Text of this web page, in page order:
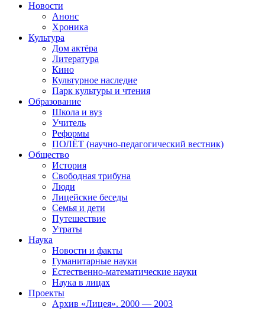
Новости
Анонс
Хроника
Культура
Дом актёра
Литература
Кино
Культурное наследие
Парк культуры и чтения
Образование
Школа и вуз
Учитель
Реформы
ПОЛЁТ (научно-педагогический вестник)
Общество
История
Свободная трибуна
Люди
Лицейские беседы
Семья и дети
Путешествие
Утраты
Наука
Новости и факты
Гуманитарные науки
Естественно-математические науки
Наука в лицах
Проекты
Архив «Лицея». 2000 — 2003